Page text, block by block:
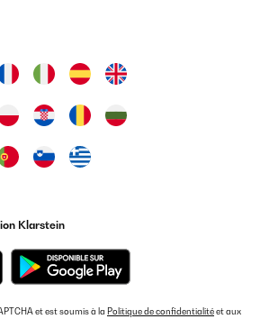
Klarstein
et est soumis à la Politique de confidentialitéet aux